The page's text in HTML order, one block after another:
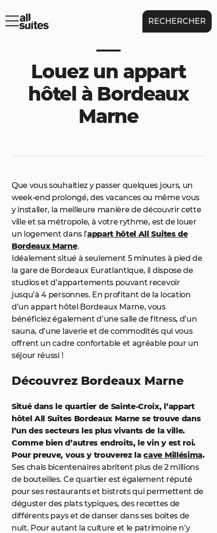
RECHERCHER
Louez un appart
hôtel à Bordeaux
Marne
Que vous souhaitiez y passer quelques jours, un
week-end prolongé, des vacances ou même vous
y installer, la meilleure manière de découvrir cette
ville et sa métropole, à votre rythme, est de louer
un logement dans l’appart hôtel All Suites de
Bordeaux Marne.
Idéalement situé à seulement 5 minutes à pied de
la gare de Bordeaux Euratlantique, il dispose de
studios et d’appartements pouvant recevoir
jusqu’à 4 personnes. En profitant de la location
d’un appart hôtel Bordeaux Marne, vous
bénéficiez également d’une salle de fitness, d’un
sauna, d’une laverie et de commodités qui vous
offrent un cadre confortable et agréable pour un
séjour réussi !
Découvrez Bordeaux Marne
Situé dans le quartier de Sainte-Croix, l’appart
hôtel All Suites Bordeaux Marne se trouve dans
l’un des secteurs les plus vivants de la ville.
Comme bien d’autres endroits, le vin y est roi.
Pour preuve, vous y trouverez lacave Millésima.
Ses chais bicentenaires abritent plus de 2 millions
de bouteilles. Ce quartier est également réputé
pour ses restaurants et bistrots qui permettent de
déguster des plats typiques, des recettes de
différents pays et de danser dans ses boites de
nuit. Pour autant la culture et le patrimoine n’y